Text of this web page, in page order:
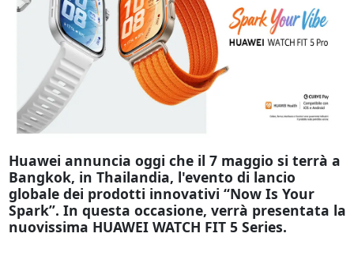
Huawei annuncia oggi che il 7 maggio si terrà a
Bangkok, in Thailandia, l'evento di lancio
globale dei prodotti innovativi “Now Is Your
Spark”. In questa occasione, verrà presentata la
nuovissima HUAWEI WATCH FIT 5 Series.